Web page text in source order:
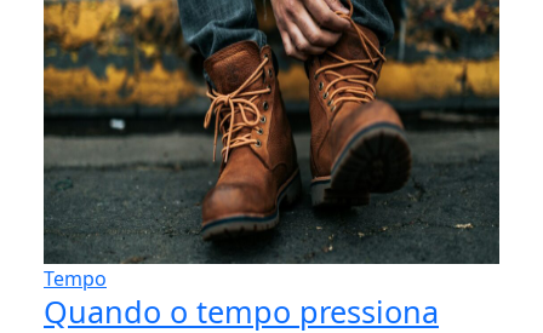
Tempo
Quando o tempo pressiona